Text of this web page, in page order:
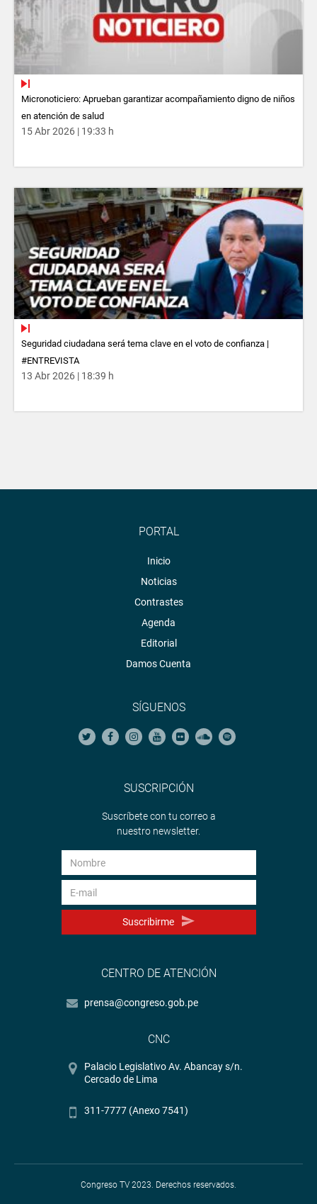
Micronoticiero: Aprueban garantizar acompañamiento digno de niños
en atención de salud
15 Abr 2026 | 19:33 h
Seguridad ciudadana será tema clave en el voto de confianza |
#ENTREVISTA
13 Abr 2026 | 18:39 h
PORTAL
Inicio
Noticias
Contrastes
Agenda
Editorial
Damos Cuenta
SÍGUENOS
SUSCRIPCIÓN
Suscríbete con tu correo a
nuestro newsletter.
Suscribirme
CENTRO DE ATENCIÓN
prensa@congreso.gob.pe
CNC
Palacio Legislativo Av. Abancay s/n.
Cercado de Lima
311-7777 (Anexo 7541)
Congreso TV 2023. Derechos reservados.